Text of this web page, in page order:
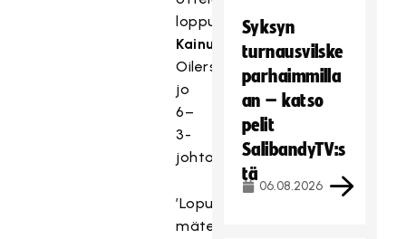
loppua
Justus
Kainulainenlaukoi
Oilersin
jo
6–
3-
johtoon.
’Lopussa
mätettiin
Syksyn
turnausvilske
parhaimmilla
an – katso
pelit
SalibandyTV:s
tä
06.08.2026